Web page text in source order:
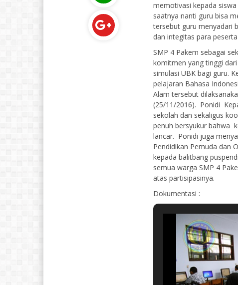
memotivasi kepada
saatnya nanti guru bisa
tersebut guru menyadari
dan integitas para peserta
SMP 4 Pakem sebagai
komitmen yang tinggi
simulasi UBK bagi guru.
pelajaran Bahasa
Alam tersebut
(25/11/2016). Ponidi
sekolah dan sekaligus
penuh bersyukur bahwa
lancar. Ponidi juga
Pendidikan Pemuda dan
kepada balitbang
semua warga SMP 4
atas partisipasinya.
Dokumentasi :